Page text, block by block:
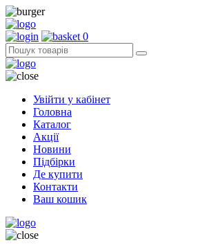
0
Увійти у кабінет
Головна
Каталог
Акції
Новини
Підбірки
Де купити
Контакти
Ваш кошик